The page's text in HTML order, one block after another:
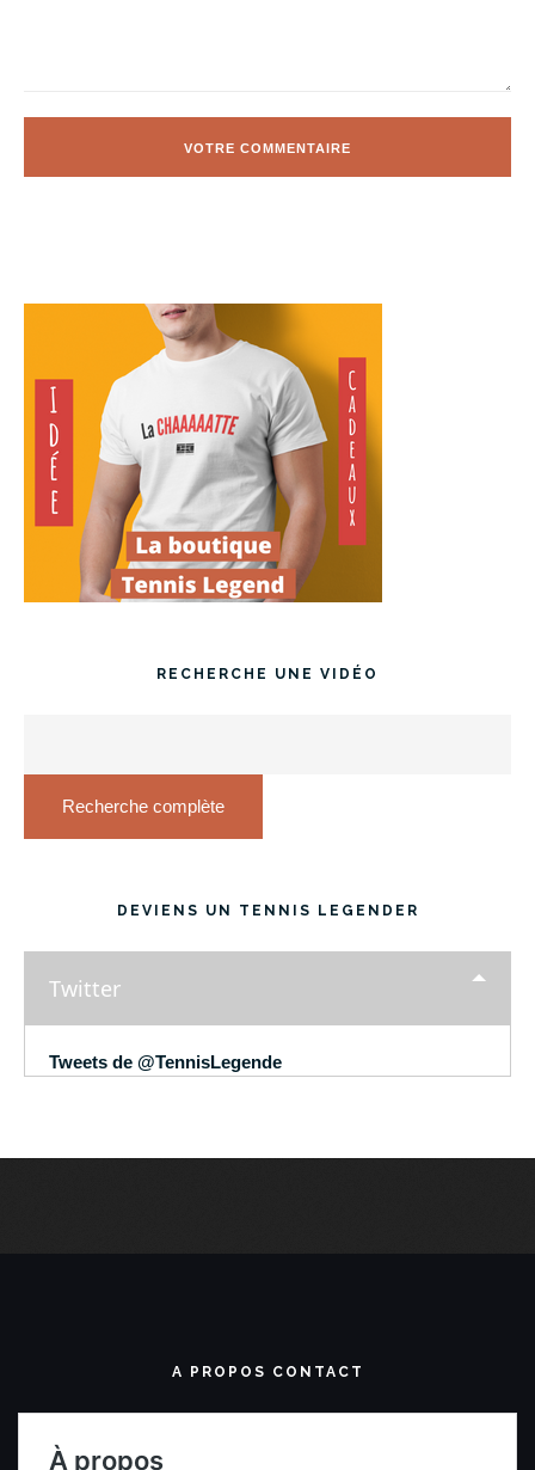
RECHERCHE UNE VIDÉO
Recherche complète
DEVIENS UN TENNIS LEGENDER
Twitter
Tweets de @TennisLegende
A PROPOS CONTACT